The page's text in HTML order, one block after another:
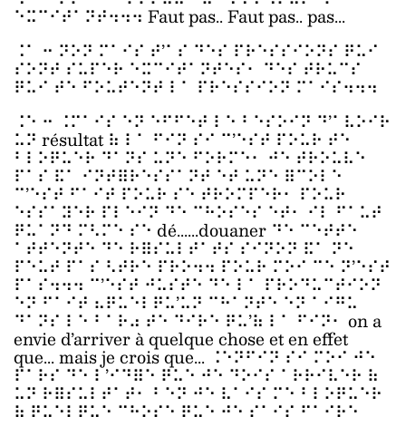
⠑⠭⠉⠊⠞⠁⠝⠞⠲⠲⠲ Faut pas.. Faut pas.. pas...
⠨⠁ ⠒ ⠝⠕⠝ ⠍⠁⠊⠎ ⠞’⠁⠎ ⠙⠑⠎ ⠏⠗⠑⠎⠎⠊⠕⠝⠎ ⠟⠥⠊
⠎⠕⠝⠞ ⠎⠥⠏⠑⠗ ⠑⠭⠉⠊⠞⠁⠝⠞⠑⠎⠂ ⠙⠑⠎ ⠞⠗⠥⠉⠎
⠟⠥⠊ ⠞⠑ ⠋⠕⠥⠞⠑⠝⠞ ⠇⠁ ⠏⠗⠑⠎⠎⠊⠕⠝ ⠍⠁⠊⠎⠲⠲⠲
⠨⠑ ⠒ ⠨⠍⠁⠊⠎ ⠑⠝ ⠑⠋⠋⠑⠞ ⠇⠑ ⠃⠑⠎⠕⠊⠝ ⠙’⠁⠧⠕⠊⠗
⠥⠝ résultat ⠷ ⠇⠁ ⠋⠊⠝ ⠎⠊ ⠉’⠑⠎⠞ ⠏⠕⠥⠗ ⠞⠑
⠃⠇⠕⠟⠥⠑⠗ ⠙⠁⠝⠎ ⠥⠝⠑ ⠋⠕⠗⠍⠑⠂ ⠚⠑ ⠞⠗⠕⠥⠧⠑
⠏⠁⠎ ⠯⠁ ⠊⠝⠞⠿⠗⠑⠎⠎⠁⠝⠞ ⠑⠞ ⠥⠝⠑ ⠿⠉⠕⠇⠑
⠉’⠑⠎⠞ ⠋⠁⠊⠞ ⠏⠕⠥⠗ ⠎⠑ ⠞⠗⠕⠍⠏⠑⠗⠂ ⠏⠕⠥⠗
⠑⠎⠎⠁⠽⠑⠗ ⠏⠇⠑⠊⠝ ⠙⠑ ⠉⠓⠕⠎⠑⠎ ⠑⠞⠂ ⠊⠇ ⠋⠁⠥⠞
⠟⠥⠁⠝⠙ ⠍⠣⠍⠑ ⠎⠑ dé......douaner ⠙⠑ ⠉⠑⠞⠞⠑
⠁⠞⠞⠑⠝⠞⠑ ⠙⠑ ⠗⠿⠎⠥⠇⠞⠁⠞⠎ ⠎⠊⠝⠕⠝ ⠯⠁ ⠝⠑
⠏⠑⠥⠞ ⠏⠁⠎ ⠣⠞⠗⠑ ⠏⠗⠕⠲⠲ ⠏⠕⠥⠗ ⠍⠕⠊ ⠉⠑ ⠝’⠑⠎⠞
⠏⠁⠎⠲⠲⠲ ⠉’⠑⠎⠞ ⠚⠥⠎⠞⠑ ⠙⠑ ⠇⠁ ⠏⠗⠕⠙⠥⠉⠞⠊⠕⠝
⠑⠝ ⠋⠁⠊⠞ ⠦⠟⠥⠑⠇⠟⠥’⠥⠝ ⠉⠓⠁⠝⠞⠑ ⠑⠝ ⠁⠊⠛⠥
⠙⠁⠝⠎ ⠇⠑ ⠃⠁⠗⠴ ⠞⠑ ⠙⠊⠗⠑ ⠟⠥’⠷ ⠇⠁ ⠋⠊⠝⠂ on a
envie d’arriver à quelque chose et en effet
que... mais je crois que... ⠨⠑⠝⠋⠊⠝ ⠎⠊ ⠍⠕⠊ ⠚⠑
⠏⠁⠗⠎ ⠙⠑ ⠇’⠊⠙⠿⠑ ⠟⠥⠑ ⠚⠑ ⠙⠕⠊⠎ ⠁⠗⠗⠊⠧⠑⠗ ⠷
⠥⠝ ⠗⠿⠎⠥⠇⠞⠁⠞⠂ ⠃⠑⠝ ⠚⠑ ⠧⠁⠊⠎ ⠍⠑ ⠃⠇⠕⠟⠥⠑⠗
⠷ ⠟⠥⠑⠇⠟⠥⠑ ⠉⠓⠕⠎⠑ ⠟⠥⠑ ⠚⠑ ⠎⠁⠊⠎ ⠋⠁⠊⠗⠑